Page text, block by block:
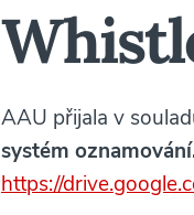
AAU přijala v
systém
https://